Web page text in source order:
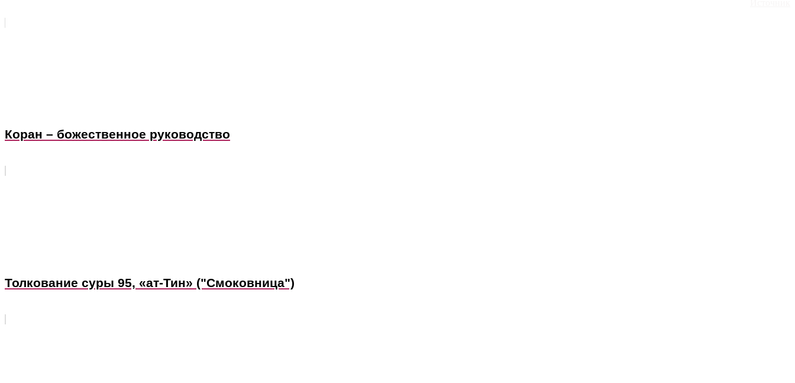
Коран – божественное руководство
Толкование суры 95, «ат-Тин» ("Смоковница")